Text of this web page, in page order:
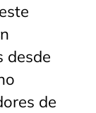
desde
de